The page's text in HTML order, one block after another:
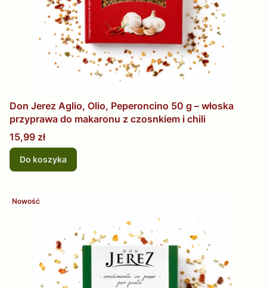
Don Jerez Aglio, Olio, Peperoncino 50 g – włoska
przyprawa do makaronu z czosnkiem i chili
Cena
15,99 zł
Do koszyka
Nowość